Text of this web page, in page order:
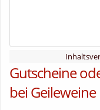
Gutscheine
bei Geileweine